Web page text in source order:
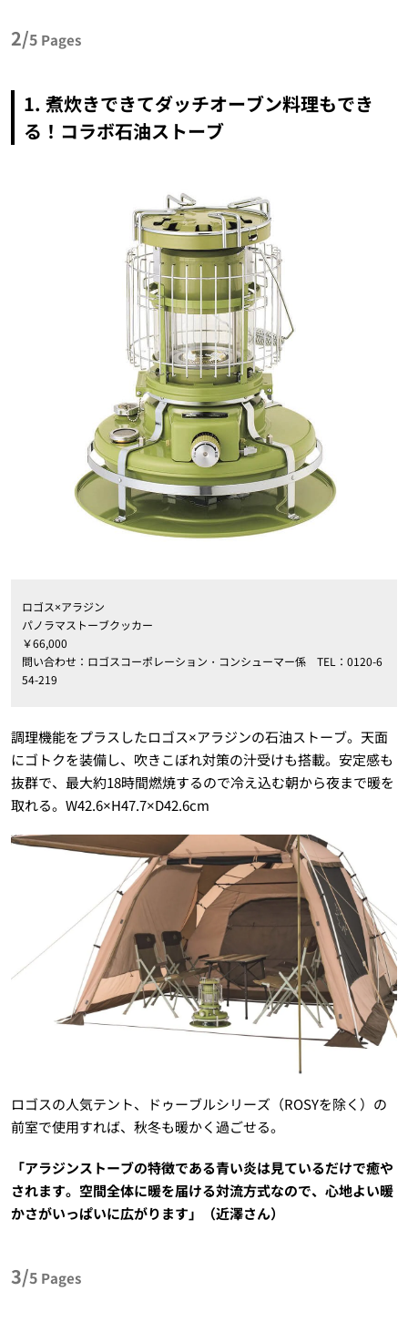
2/5 Pages
1. 煮炊きできてダッチオーブン料理もでき
る！コラボ石油ストーブ
ロゴス×アラジン
パノラマストーブクッカー
￥66,000
問い合わせ：ロゴスコーポレーション・コンシューマー係 TEL：0120-6
54-219
調理機能をプラスしたロゴス×アラジンの石油ストーブ。天面
にゴトクを装備し、吹きこぼれ対策の汁受けも搭載。安定感も
抜群で、最大約18時間燃焼するので冷え込む朝から夜まで暖を
取れる。W42.6×H47.7×D42.6cm
ロゴスの人気テント、ドゥーブルシリーズ（ROSYを除く）の
前室で使用すれば、秋冬も暖かく過ごせる。
「アラジンストーブの特徴である青い炎は見ているだけで癒や
されます。空間全体に暖を届ける対流方式なので、心地よい暖
かさがいっぱいに広がります」（近澤さん）
3/5 Pages